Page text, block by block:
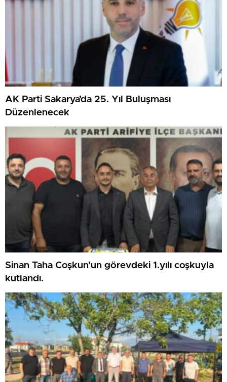
AK Parti Sakarya’da 25. Yıl Buluşması
Düzenlenecek
Sinan Taha Coşkun’un görevdeki 1.yılı coşkuyla
kutlandı.